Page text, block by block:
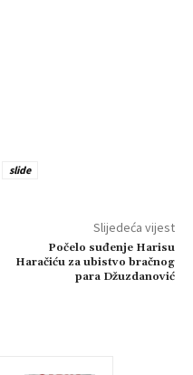
slide
Slijedeća vijest
Počelo suđenje Harisu
Haračiću za ubistvo bračnog
para Džuzdanović